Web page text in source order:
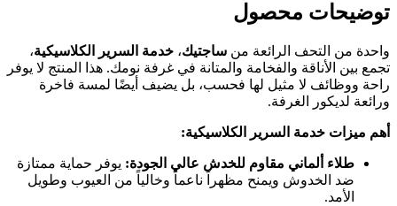
توضیحات محصول
واحدة من التحف الرائعة من ساجتيك، خدمة السرير الكلاسيكية،
تجمع بين الأناقة والفخامة والمتانة في غرفة نومك. هذا المنتج لا يوفر
راحة ووظائف لا مثيل لها فحسب، بل يضيف أيضًا لمسة فاخرة
ورائعة لديكور الغرفة.
أهم ميزات خدمة السرير الكلاسيكية:
طلاء ألماني مقاوم للخدش عالي الجودة: يوفر حماية ممتازة
ضد الخدوش ويمنح مظهراً ناعماً وخالياً من العيوب وطويل
الأمد.